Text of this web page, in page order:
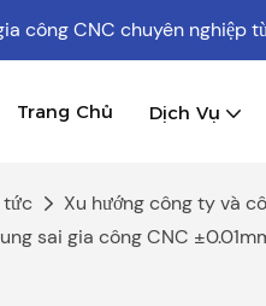
công CNC chuyên nghiệp
Trang Chủ Dịch Vụ
tức
Xu hướng công ty và
sai gia công CNC